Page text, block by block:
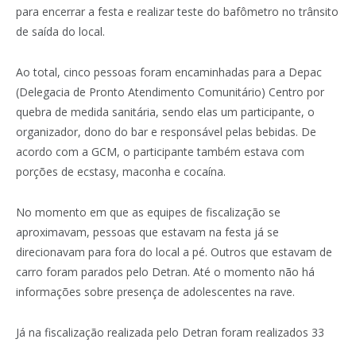
para encerrar a festa e realizar teste do bafômetro no trânsito
de saída do local.
Ao total, cinco pessoas foram encaminhadas para a Depac
(Delegacia de Pronto Atendimento Comunitário) Centro por
quebra de medida sanitária, sendo elas um participante, o
organizador, dono do bar e responsável pelas bebidas. De
acordo com a GCM, o participante também estava com
porções de ecstasy, maconha e cocaína.
No momento em que as equipes de fiscalização se
aproximavam, pessoas que estavam na festa já se
direcionavam para fora do local a pé. Outros que estavam de
carro foram parados pelo Detran. Até o momento não há
informações sobre presença de adolescentes na rave.
Já na fiscalização realizada pelo Detran foram realizados 33